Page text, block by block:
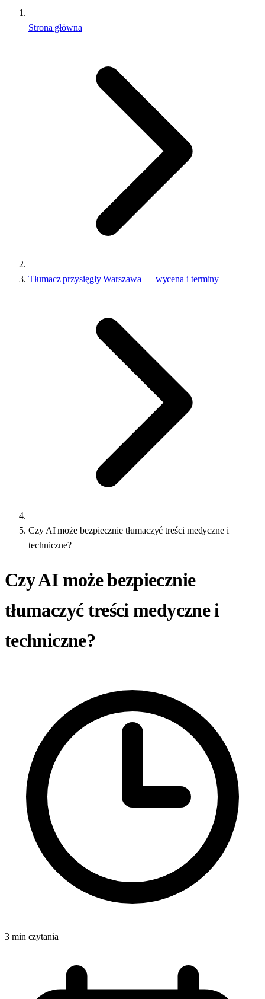
Strona główna
Tłumacz przysięgły Warszawa — wycena i terminy
Czy AI może bezpiecznie tłumaczyć treści medyczne i
techniczne?
Czy AI może bezpiecznie
tłumaczyć treści medyczne i
techniczne?
3 min czytania